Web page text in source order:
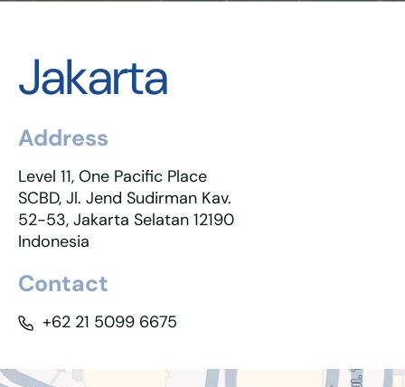
Jakarta
Address
Level 11, One Pacific Place
SCBD, Jl. Jend Sudirman Kav.
52-53, Jakarta Selatan 12190
Indonesia
Contact
+62 21 5099 6675